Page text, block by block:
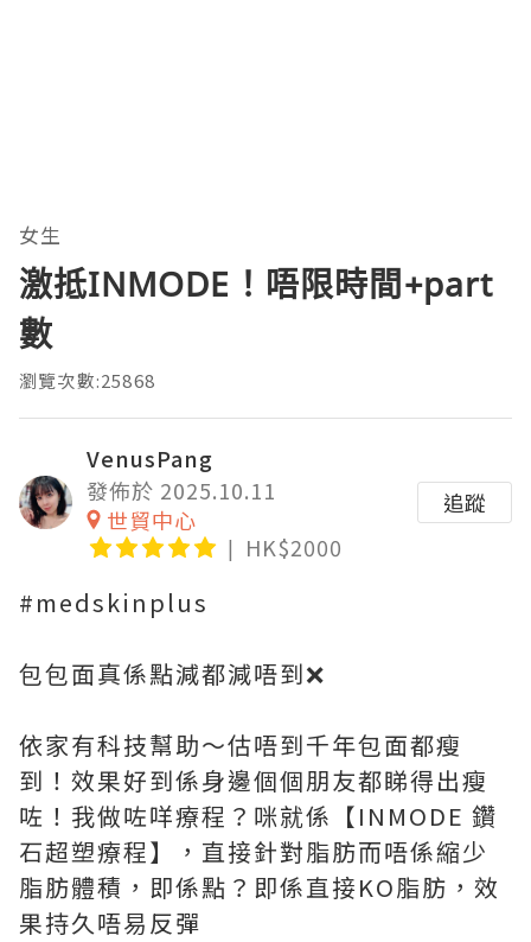
女生
激抵INMODE！唔限時間+part
數
瀏覽次數:25868
VenusPang
發佈於 2025.10.11
世貿中心
HK$2000
追蹤
#medskinplus
包包面真係點減都減唔到❌
依家有科技幫助～估唔到千年包面都瘦
到！效果好到係身邊個個朋友都睇得出瘦
咗！我做咗咩療程？咪就係【INMODE 鑽
石超塑療程】，直接針對脂肪而唔係縮少
脂肪體積，即係點？即係直接KO脂肪，效
果持久唔易反彈